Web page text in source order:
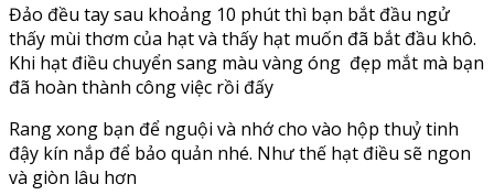
Đảo đều tay sau khoảng 10 phút thì bạn bắt đầu ngử
thấy mùi thơm của hạt và thấy hạt muốn đã bắt đầu khô.
Khi hạt điều chuyển sang màu vàng óng đẹp mắt mà bạn
đã hoàn thành công việc rồi đấy
Rang xong bạn để nguội và nhớ cho vào hộp thuỷ tinh
đậy kín nắp để bảo quản nhé. Như thế hạt điều sẽ ngon
và giòn lâu hơn